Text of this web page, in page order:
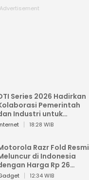
Series 2026 Hadirkan
Pemerintah
Industri untuk
18:28 WIB
Razr Fold Resmi
di Indonesia
Harga Rp 26
12:34 WIB